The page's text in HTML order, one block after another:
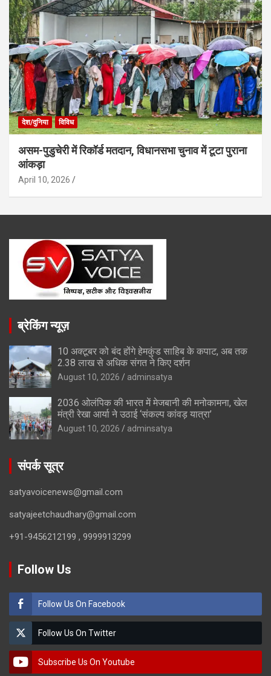
देश/दुनिया विविध
असम-पुडुचेरी में रिकॉर्ड मतदान, विधानसभा चुनाव में टूटा पुराना
आंकड़ा
April 10, 2026
ब्रेकिंग न्यूज़
10 अक्टूबर को बंद होंगे हेमकुंड साहिब के कपाट, अब तक
2.38 लाख से अधिक संगत ने किए दर्शन
August 10, 2026 adminsatya
2036 ओलंपिक की भारत में मेजबानी की मनोकामना, खेल
मंत्री रेखा आर्या ने उठाई ‘संकल्प कांवड़ यात्रा’
August 10, 2026 adminsatya
संपर्क सूत्र
satyavoicenews@gmail.com
satyajeetchaudhary@gmail.com
+91-9456212199 , 9999913299
Follow Us
Follow Us On Facebook
Follow Us On Twitter
Subscribe Us On Youtube